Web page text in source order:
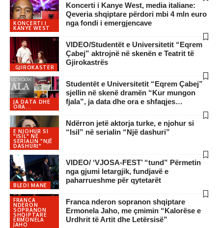
KONCERTI I
KANYE WEST
Koncerti i Kanye West, media italiane:
Qeveria shqiptare përdori mbi 4 mln euro
nga fondi i emergjencave
.GJIROKASTER
VIDEO/Studentët e Universitetit “Eqrem
Çabej” aktrojnë në skenën e Teatrit të
Gjirokastrës
JA DATA DHE
ORA...
Studentët e Universitetit “Eqrem Çabej”
sjellin në skenë dramën “Kur mungon
fjala”, ja data dhe ora e shfaqjes…
E NJOHUR SI
"ISIL" NË
SERIALIN "NJË
DASHURI"
Ndërron jetë aktorja turke, e njohur si
“Isil” në serialin “Një dashuri”
BLEDI MANE
VIDEO/ ‘VJOSA-FEST’ “tund” Përmetin
nga gjumi letargjik, fundjavë e
paharrueshme për qytetarët
FRANCA
NDERON
SOPRANON
SHQIPTARE
ERMONELA
JAHO
Franca nderon sopranon shqiptare
Ermonela Jaho, me çmimin “Kalorëse e
Urdhrit të Artit dhe Letërsisë”